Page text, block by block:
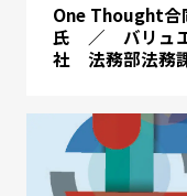
One Thought
氏 ／ バリュエ
社 法務部法務